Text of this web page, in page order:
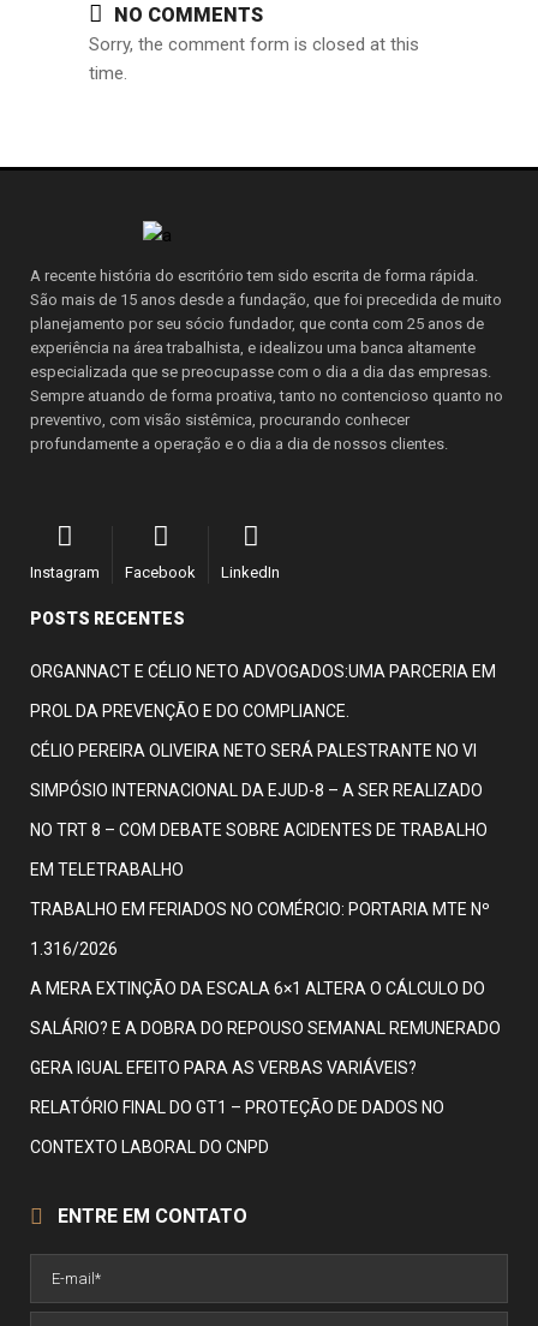
NO COMMENTS
Sorry, the comment form is closed at this
time.
A recente história do escritório tem sido escrita de forma rápida.
São mais de 15 anos desde a fundação, que foi precedida de muito
planejamento por seu sócio fundador, que conta com 25 anos de
experiência na área trabalhista, e idealizou uma banca altamente
especializada que se preocupasse com o dia a dia das empresas.
Sempre atuando de forma proativa, tanto no contencioso quanto no
preventivo, com visão sistêmica, procurando conhecer
profundamente a operação e o dia a dia de nossos clientes.
Instagram Facebook LinkedIn
POSTS RECENTES
ORGANNACT E CÉLIO NETO ADVOGADOS:UMA PARCERIA EM
PROL DA PREVENÇÃO E DO COMPLIANCE.
CÉLIO PEREIRA OLIVEIRA NETO SERÁ PALESTRANTE NO VI
SIMPÓSIO INTERNACIONAL DA EJUD-8 – A SER REALIZADO
NO TRT 8 – COM DEBATE SOBRE ACIDENTES DE TRABALHO
EM TELETRABALHO
TRABALHO EM FERIADOS NO COMÉRCIO: PORTARIA MTE Nº
1.316/2026
A MERA EXTINÇÃO DA ESCALA 6×1 ALTERA O CÁLCULO DO
SALÁRIO? E A DOBRA DO REPOUSO SEMANAL REMUNERADO
GERA IGUAL EFEITO PARA AS VERBAS VARIÁVEIS?
RELATÓRIO FINAL DO GT1 – PROTEÇÃO DE DADOS NO
CONTEXTO LABORAL DO CNPD
ENTRE EM CONTATO